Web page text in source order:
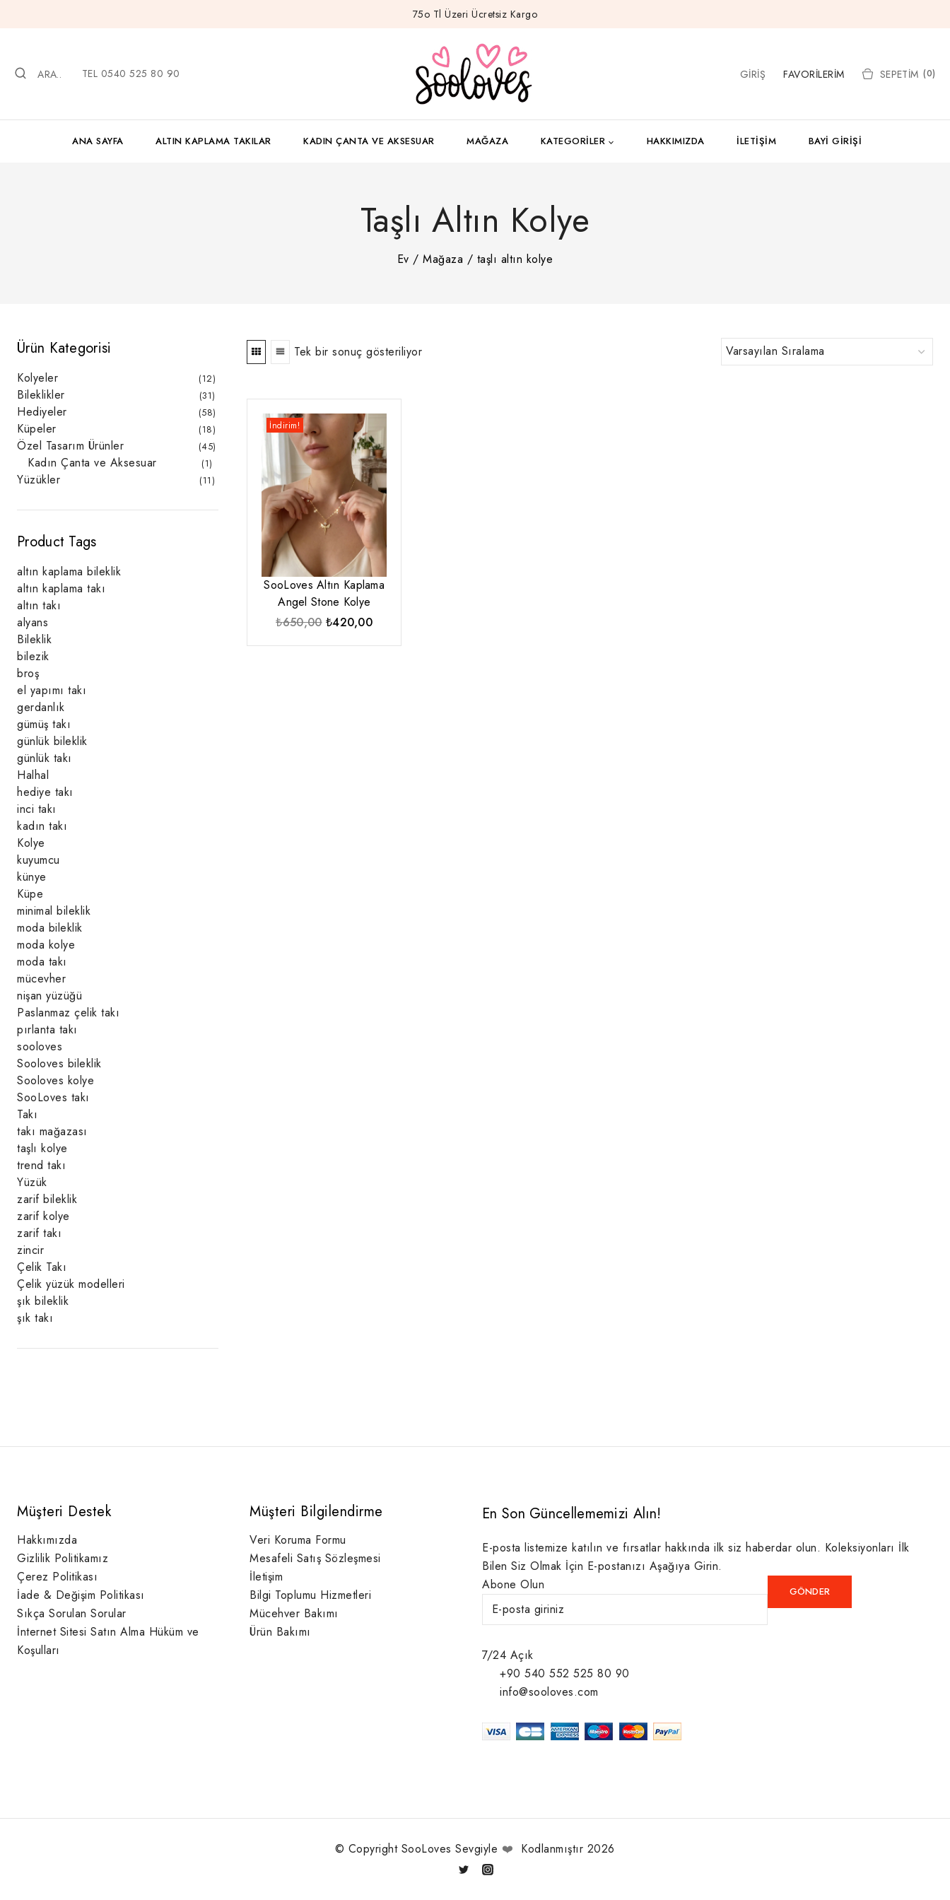
75o Tl Üzeri Ücretsiz Kargo
ARA.. TEL 0540 525 80 90 GIRIŞ FAVORILERIM SEPETIM (0)
ANA SAYFA ALTIN KAPLAMA TAKILAR KADIN ÇANTA VE AKSESUAR MAĞAZA KATEGORILER HAKKIMIZDA İLETIŞIM BAYI GIRIŞI
Taşlı Altın Kolye
Ev / Mağaza / taşlı altın kolye
Tek bir sonuç gösteriliyor
İndirim!
SooLoves Altın Kaplama
Angel Stone Kolye
₺650,00 Orijinal
₺420,00Şu
Ürün Kategorisi
Kolyeler 1212
ürün
Bileklikler 3131
ürün
Hediyeler 5858
ürün
Küpeler 1818
ürün
Özel Tasarım Ürünler 4545
Kadın Çanta ve Aksesuar 11
ürün
Yüzükler 1111
Product Tags
altın kaplama bileklik
altın kaplama takı
altın takı
alyans
Bileklik
bilezik
broş
el yapımı takı
gerdanlık
gümüş takı
günlük bileklik
günlük takı
Halhal
hediye takı
inci takı
kadın takı
Kolye
kuyumcu
künye
Küpe
minimal bileklik
moda bileklik
moda kolye
moda takı
mücevher
nişan yüzüğü
Paslanmaz çelik takı
pırlanta takı
sooloves
Sooloves bileklik
Sooloves kolye
SooLoves takı
Takı
takı mağazası
taşlı kolye
trend takı
Yüzük
zarif bileklik
zarif kolye
zarif takı
zincir
Çelik Takı
Çelik yüzük modelleri
şık bileklik
şık takı
Müşteri Destek
Hakkımızda
Gizlilik Politikamız
Çerez Politikası
İade & Değişim Politikası
Sıkça Sorulan Sorular
İnternet Sitesi Satın Alma Hüküm ve
Koşulları
Müşteri Bilgilendirme
Veri Koruma Formu
Mesafeli Satış Sözleşmesi
İletişim
Bilgi Toplumu Hizmetleri
Mücehver Bakımı
Ürün Bakımı
En Son Güncellememizi Alın!
E-posta listemize katılın ve fırsatlar hakkında ilk siz haberdar olun. Koleksiyonları İlk
Bilen Siz Olmak İçin E-postanızı Aşağıya Girin.
Abone Olun
7/24 Açık
+90 540 552 525 80 90
info@sooloves.com
© Copyright SooLoves Sevgiyle ❤️ Kodlanmıştır 2026